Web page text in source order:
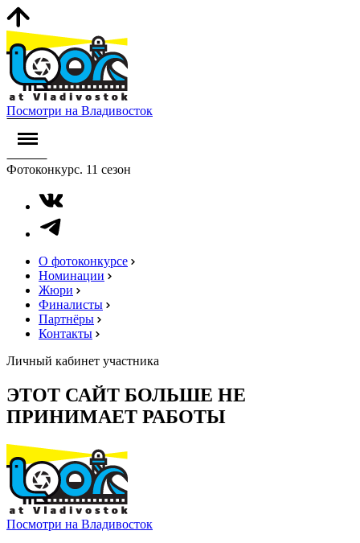
Посмотри на Владивосток
Фотоконкурс. 11 сезон
О фотоконкурсе
Номинации
Жюри
Финалисты
Партнёры
Контакты
Личный кабинет участника
ЭТОТ САЙТ БОЛЬШЕ НЕ
ПРИНИМАЕТ РАБОТЫ
Посмотри на Владивосток